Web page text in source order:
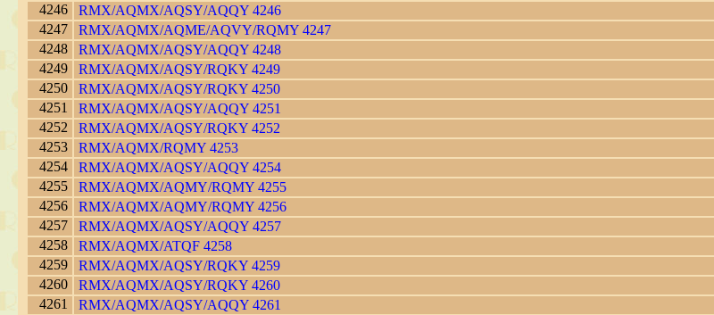
4246
RMX/AQMX/AQSY/AQQY 4246
4247
RMX/AQMX/AQME/AQVY/RQMY 4247
4248
RMX/AQMX/AQSY/AQQY 4248
4249
RMX/AQMX/AQSY/RQKY 4249
4250
RMX/AQMX/AQSY/RQKY 4250
4251
RMX/AQMX/AQSY/AQQY 4251
4252
RMX/AQMX/AQSY/RQKY 4252
4253
RMX/AQMX/RQMY 4253
4254
RMX/AQMX/AQSY/AQQY 4254
4255
RMX/AQMX/AQMY/RQMY 4255
4256
RMX/AQMX/AQMY/RQMY 4256
4257
RMX/AQMX/AQSY/AQQY 4257
4258
RMX/AQMX/ATQF 4258
4259
RMX/AQMX/AQSY/RQKY 4259
4260
RMX/AQMX/AQSY/RQKY 4260
4261
RMX/AQMX/AQSY/AQQY 4261